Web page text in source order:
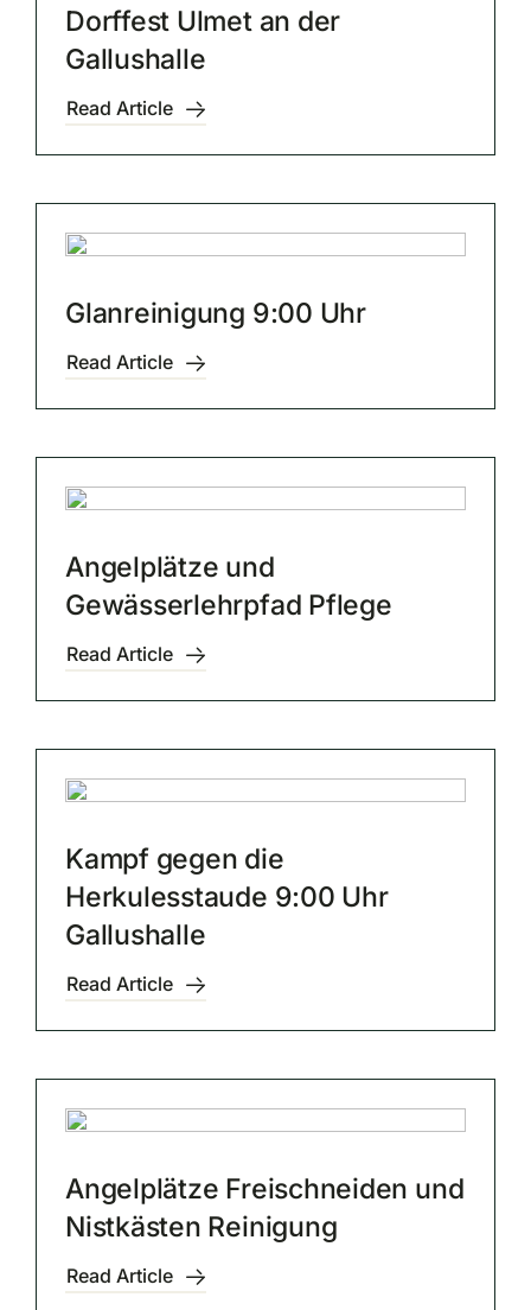
Dorffest Ulmet an der
Gallushalle
Read Article
Glanreinigung 9:00 Uhr
Read Article
Angelplätze und
Gewässerlehrpfad Pflege
Read Article
Kampf gegen die
Herkulesstaude 9:00 Uhr
Gallushalle
Read Article
Angelplätze Freischneiden und
Nistkästen Reinigung
Read Article